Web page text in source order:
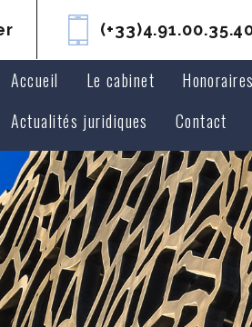
Accueil Le cabinet Honoraires
Actualités juridiques Contact